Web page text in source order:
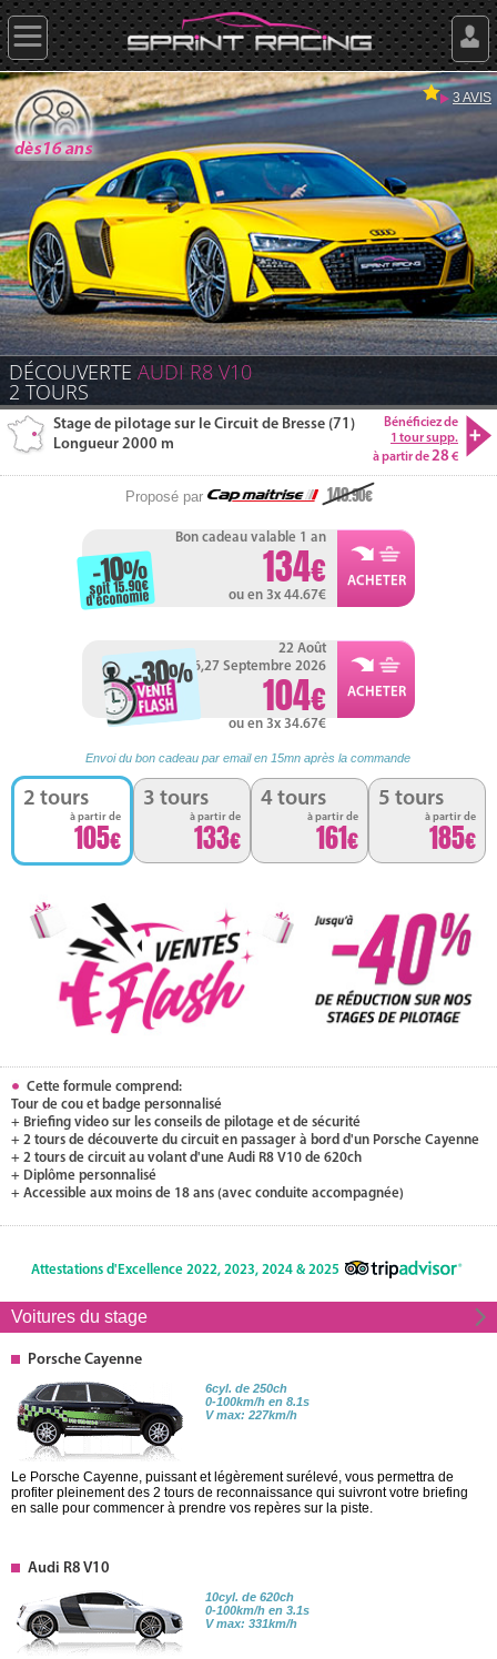
DÉCOUVERTE AUDI R8 V10
2 TOURS
3 AVIS
Bénéficiez de
1 tour supp.
à partir de28
Stage de pilotage sur le Circuit de Bresse (71)
Longueur 2000 m
Proposé par 149.90
Bon cadeau valable 1 an
134
ou en 3x 44.67
-10%
soit 15.90
d'économie
22 Août
26,27 Septembre 2026
104
ou en 3x 34.67
-30%
Envoi du bon cadeau par email en 15mn après la commande
2 tours
à partir de
105
3 tours
à partir de
133
4 tours
à partir de
161
5 tours
à partir de
185
Cette formule comprend:
Tour de cou et badge personnalisé
+ Briefing video sur les conseils de pilotage et de sécurité
+ 2 tours de découverte du circuit en passager à bord d'un Porsche Cayenne
+ 2 tours de circuit au volant d'une Audi R8 V10 de 620ch
+ Diplôme personnalisé
+ Accessible aux moins de 18 ans (avec conduite accompagnée)
Attestations d'Excellence 2022, 2023, 2024 & 2025
Voitures du stage
Porsche Cayenne
6cyl. de 250ch
0-100km/h en 8.1s
V max: 227km/h
Le Porsche Cayenne, puissant et légèrement surélevé, vous permettra de
profiter pleinement des 2 tours de reconnaissance qui suivront votre briefing
en salle pour commencer à prendre vos repères sur la piste.
Audi R8 V10
10cyl. de 620ch
0-100km/h en 3.1s
V max: 331km/h